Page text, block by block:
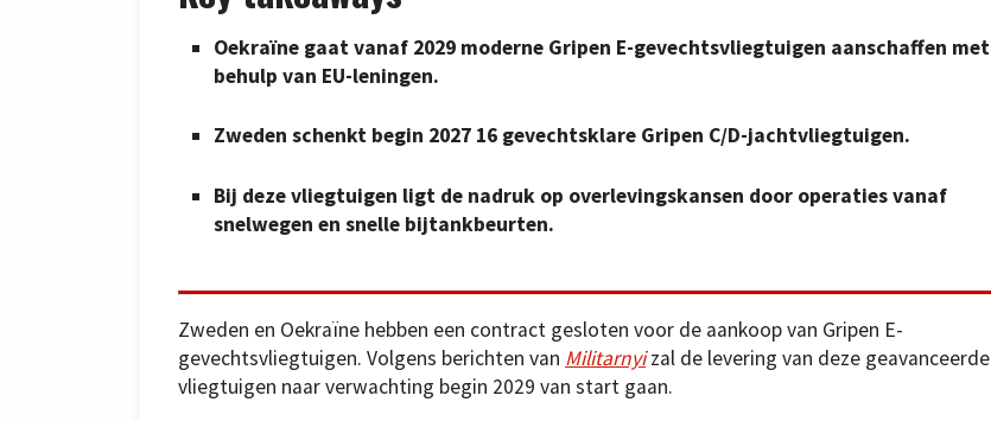
Oekraïne gaat vanaf 2029 moderne Gripen E-gevechtsvliegtuigen aanschaffen met
behulp van EU-leningen.
Zweden schenkt begin 2027 16 gevechtsklare Gripen C/D-jachtvliegtuigen.
Bij deze vliegtuigen ligt de nadruk op overlevingskansen door operaties vanaf
snelwegen en snelle bijtankbeurten.
Zweden en Oekraïne hebben een contract gesloten voor de aankoop van Gripen E-
gevechtsvliegtuigen. Volgens berichten van Militarnyizal de levering van deze geavanceerde
vliegtuigen naar verwachting begin 2029 van start gaan.